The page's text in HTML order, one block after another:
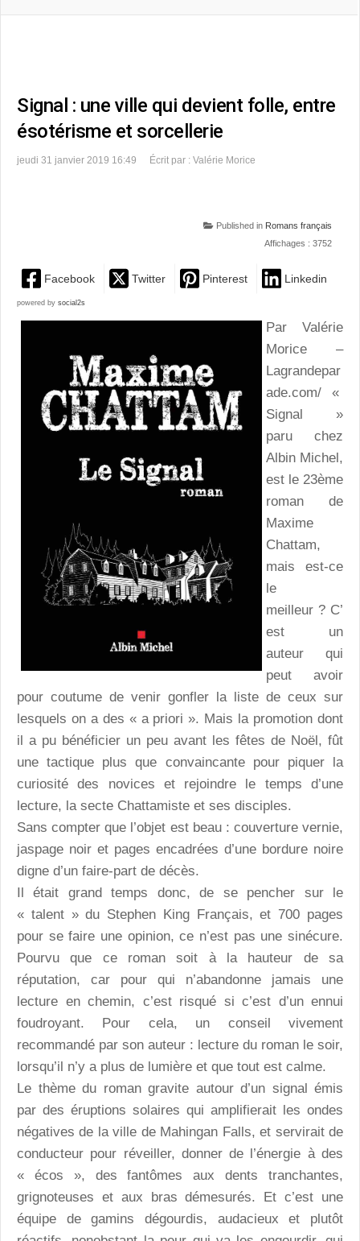
Signal : une ville qui devient folle, entre
ésotérisme et sorcellerie
jeudi 31 janvier 2019 16:49 Écrit par : Valérie Morice
Published in Romans français
Affichages : 3752
Facebook Twitter Pinterest Linkedin
powered by social2s
Par Valérie
Morice –
Lagrandepar
ade.com/ «
Signal »
paru chez
Albin Michel,
est le 23ème
roman de
Maxime
Chattam,
mais est-ce
le
meilleur ? C’
est un
auteur qui
peut avoir
pour coutume de venir gonfler la liste de ceux sur
lesquels on a des « a priori ». Mais la promotion dont
il a pu bénéficier un peu avant les fêtes de Noël, fût
une tactique plus que convaincante pour piquer la
curiosité des novices et rejoindre le temps d’une
lecture, la secte Chattamiste et ses disciples.
Sans compter que l’objet est beau : couverture vernie,
jaspage noir et pages encadrées d’une bordure noire
digne d’un faire-part de décès.
Il était grand temps donc, de se pencher sur le
« talent » du Stephen King Français, et 700 pages
pour se faire une opinion, ce n’est pas une sinécure.
Pourvu que ce roman soit à la hauteur de sa
réputation, car pour qui n’abandonne jamais une
lecture en chemin, c’est risqué si c’est d’un ennui
foudroyant. Pour cela, un conseil vivement
recommandé par son auteur : lecture du roman le soir,
lorsqu’il n’y a plus de lumière et que tout est calme.
Le thème du roman gravite autour d’un signal émis
par des éruptions solaires qui amplifierait les ondes
négatives de la ville de Mahingan Falls, et servirait de
conducteur pour réveiller, donner de l’énergie à des
« écos », des fantômes aux dents tranchantes,
grignoteuses et aux bras démesurés. Et c’est une
équipe de gamins dégourdis, audacieux et plutôt